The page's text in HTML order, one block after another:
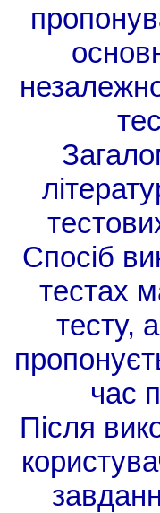
Спосіб
тестах
тесту,
час
Після